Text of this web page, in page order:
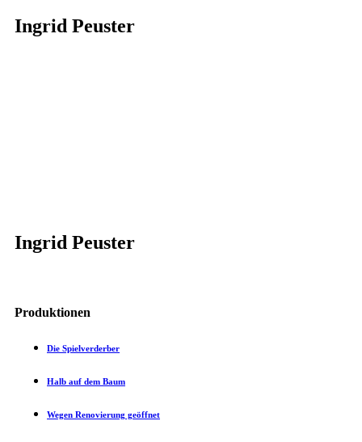
Ingrid Peuster
Ingrid Peuster
Produktionen
Die Spielverderber
Halb auf dem Baum
Wegen Renovierung geöffnet